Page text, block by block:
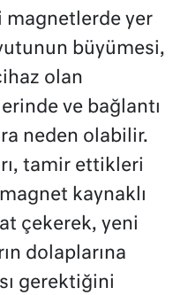
magnetlerde yer
büyümesi,
olan
ve bağlantı
neden olabilir.
tamir ettikleri
kaynaklı
çekerek, yeni
dolaplarına
gerektiğini